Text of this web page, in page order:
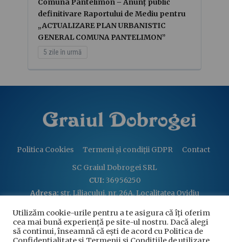
Comuna Pantelimon – Anunț public
definitivare Raportului de Mediu pentru
„ACTUALIZARE PLAN URBANISTIC
GENERAL COMUNA PANTELIMON”
5 zile în urmă
Politica Cookies Termeni și condiții GDPR
Contact
SC Graiul Dobrogei SRL
CUI: 36956250
Adresa:str. Liliacului, nr. 26A, Localitatea Ovidiu
Telefon:+40 760 813 914
Utilizăm cookie-urile pentru a te asigura că îți oferim
cea mai bună experiență pe site-ul nostru. Dacă alegi
să continui, înseamnă că ești de acord cu Politica de